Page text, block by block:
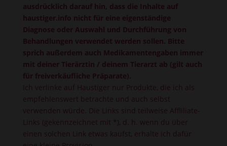
ausdrücklich darauf hin, dass die Inhalte auf
haustiger.info nicht für eine eigenständige
Diagnose oder Auswahl und Durchführung von
Behandlungen verwendet werden sollen. Bitte
sprich außerdem auch Medikamentengaben immer
mit deiner Tierärztin / deinem Tierarzt ab (gilt auch
für freiverkäufliche Präparate).
Ich verlinke auf Haustiger nur Produkte, die ich als
empfehlenswert betrachte und auch selbst
verwenden würde. Die Links sind teilweise Affliliate-
Links (gekennzeichnet mit *), d. h. wenn du über
einen solchen Link etwas kaufst, erhalte ich dafür